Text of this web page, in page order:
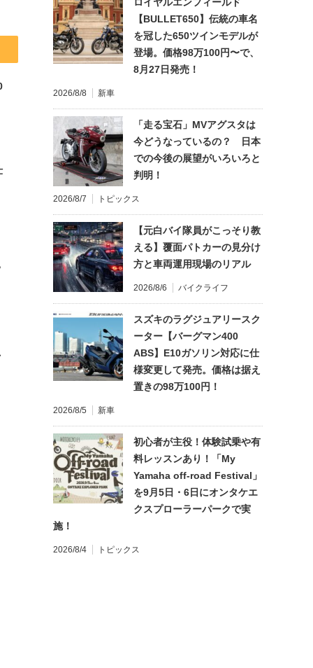
【BULLET650】伝統の車名
を冠した650ツインモデルが
登場。価格98万100円〜で、
8月27日発売！
2026/8/8 新車
「走る宝石」MVアグスタは
今どうなっているの？ 日本
での今後の展望がいろいろと
判明！
2026/8/7 トピックス
【元白バイ隊員がこっそり教
える】覆面パトカーの見分け
方と車両運用現場のリアル
2026/8/6 バイクライフ
スズキのラグジュアリースク
ーター【バーグマン400
ABS】E10ガソリン対応に仕
様変更して発売。価格は据え
置きの98万100円！
2026/8/5 新車
初心者が主役！体験試乗や有
料レッスンあり！「My
Yamaha off-road Festival」
を9月5日・6日にオンタケエ
クスプローラーパークで実
施！
2026/8/4 トピックス